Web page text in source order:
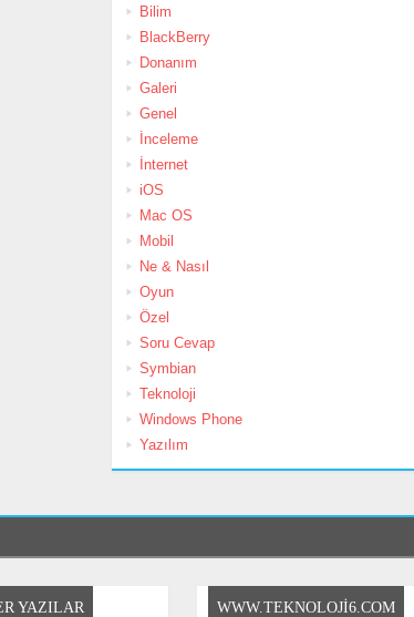
Bilim
BlackBerry
Donanım
Galeri
Genel
İnceleme
İnternet
iOS
Mac OS
Mobil
Ne & Nasıl
Oyun
Özel
Soru Cevap
Symbian
Teknoloji
Windows Phone
Yazılım
YAZILAR WWW.TEKNOLOJI6.COM